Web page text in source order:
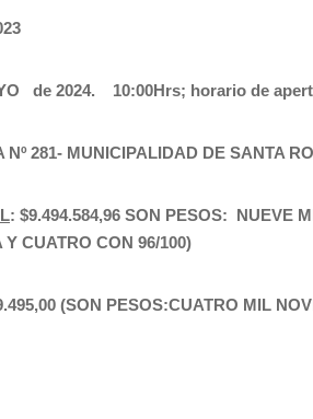
de 2024. 10:00Hrs; horario de
Nº 281- MUNICIPALIDAD DE SANTA
: $9.494.584,96 SON PESOS: NUEVE
CUATRO CON 96/100)
(SON PESOS:CUATRO MIL